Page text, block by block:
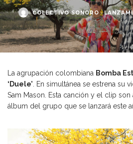
COLECTIVO SONORO ·
La agrupación colombiana Bomba
‘Duele’ . En simultánea se estrena
Sam Mason. Esta canción y el clip
álbum del grupo que se lanzará este